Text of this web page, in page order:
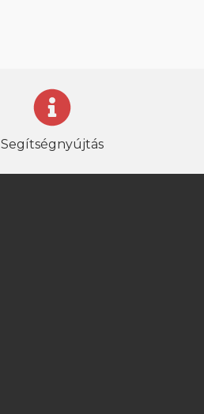
Segítségnyújtás